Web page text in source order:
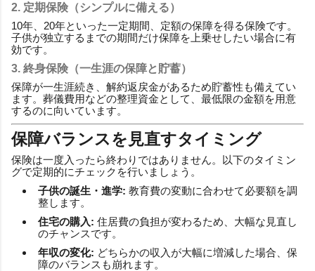
2. 定期保険（シンプルに備える）
10年、20年といった一定期間、定額の保障を得る保険です。
子供が独立するまでの期間だけ保障を上乗せしたい場合に有
効です。
3. 終身保険（一生涯の保障と貯蓄）
保障が一生涯続き、解約返戻金があるため貯蓄性も備えてい
ます。葬儀費用などの整理資金として、最低限の金額を用意
するのに向いています。
保障バランスを見直すタイミング
保険は一度入ったら終わりではありません。以下のタイミン
グで定期的にチェックを行いましょう。
子供の誕生・進学: 教育費の変動に合わせて必要額を調
整します。
住宅の購入: 住居費の負担が変わるため、大幅な見直し
のチャンスです。
年収の変化: どちらかの収入が大幅に増減した場合、保
障のバランスも崩れます。